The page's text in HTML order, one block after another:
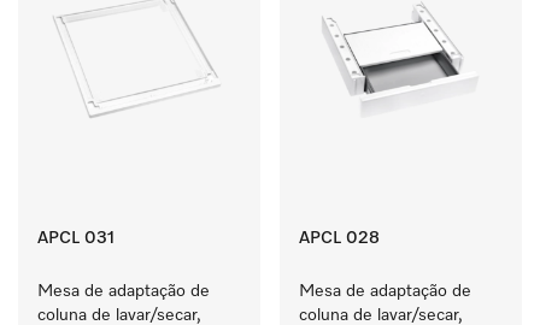
APCL 031
Mesa de adaptação de
coluna de lavar/secar,
APCL 028
Mesa de adaptação de
coluna de lavar/secar,